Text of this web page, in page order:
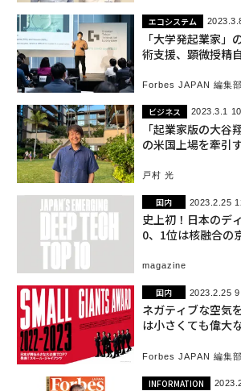
エコシステム
「大学発起業家
術支援、顕微授精
Forbes JAPAN 編集部
ビジネス 2023.3.1
「起業家版の大
の米国上場を牽引
戸村 光
国内 2023.2.25
史上初！日本のデ
0、1位は核融合の
magazine
国内 2023.2.25
ネガティブな空気
は小さくても偉大
Forbes JAPAN 編集部
INFORMATION